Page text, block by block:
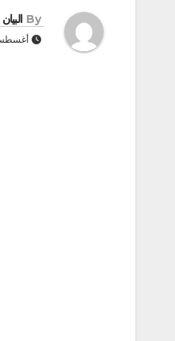
By البيان
أغسطس 22,